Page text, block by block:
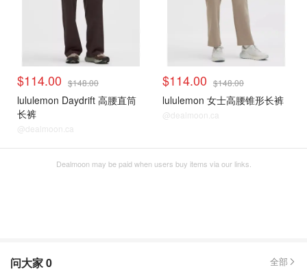
$114.00 $148.00
lululemon Daydrift 高腰直筒
长裤
@dealmoon.ca
$114.00 $148.00
lululemon 女士高腰锥形长裤
@dealmoon.ca
Dealmoon may be paid when users buy items via our links.
问大家0 全部